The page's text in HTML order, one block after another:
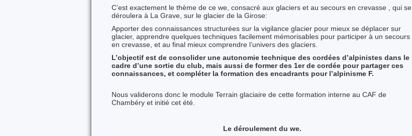
C’est exactement le thème de ce we, consacré aux glaciers et au secours en crevasse , qui se
déroulera à La Grave, sur le glacier de la Girose:
Apporter des connaissances structurées sur la vigilance glacier pour mieux se déplacer sur
glacier, apprendre quelques techniques facilement mémorisables pour participer à un secours
en crevasse, et au final mieux comprendre l’univers des glaciers.
L’objectif est de consolider une autonomie technique des cordées d’alpinistes dans le
cadre d’une sortie du club, mais aussi de former des 1er de cordée pour partager ces
connaissances, et compléter la formation des encadrants pour l’alpinisme F.
Nous validerons donc le module Terrain glaciaire de cette formation interne au CAF de
Chambéry et initié cet été.
Le déroulement du we.